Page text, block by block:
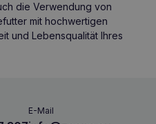
die Verwendung von
mit hochwertigen
und Lebensqualität Ihres
E-Mail